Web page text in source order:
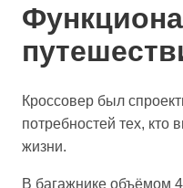
Кроссовер был
потребностей тех, кто
жизни.
В багажнике объёмом